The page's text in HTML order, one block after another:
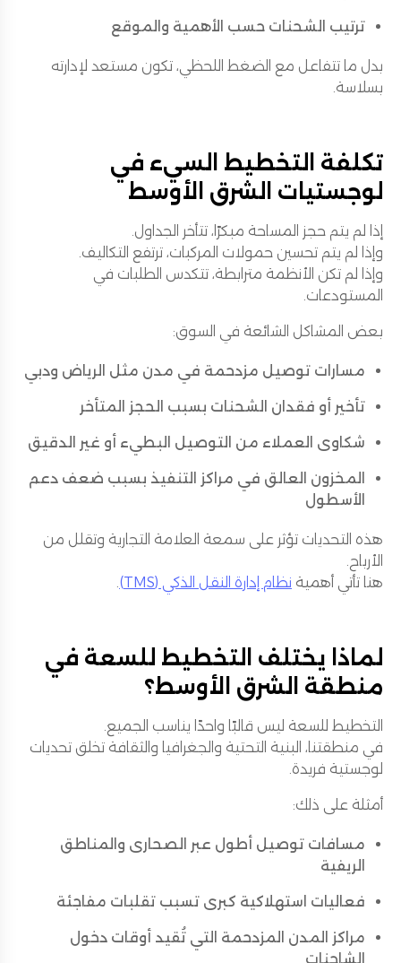
ترتيب الشحنات حسب الأهمية والموقع
بدل ما تتفاعل مع الضغط اللحظي، تكون مستعد لإدارته
بسلاسة.
تكلفة التخطيط السيء في
لوجستيات الشرق الأوسط
إذا لم يتم حجز المساحة مبكرًا، تتأخر الجداول.
وإذا لم يتم تحسين حمولات المركبات، ترتفع التكاليف.
وإذا لم تكن الأنظمة مترابطة، تتكدس الطلبات في
المستودعات.
بعض المشاكل الشائعة في السوق:
مسارات توصيل مزدحمة في مدن مثل الرياض ودبي
تأخير أو فقدان الشحنات بسبب الحجز المتأخر
شكاوى العملاء من التوصيل البطيء أو غير الدقيق
المخزون العالق في مراكز التنفيذ بسبب ضعف دعم
الأسطول
هذه التحديات تؤثر على سمعة العلامة التجارية وتقلل من
الأرباح.
هنا تأتي أهمية نظام إدارة النقل الذكي (TMS)
لماذا يختلف التخطيط للسعة في
منطقة الشرق الأوسط؟
التخطيط للسعة ليس قالبًا واحدًا يناسب الجميع.
في منطقتنا، البنية التحتية والجغرافيا والثقافة تخلق تحديات
لوجستية فريدة.
أمثلة على ذلك:
مسافات توصيل أطول عبر الصحارى والمناطق
الريفية
فعاليات استهلاكية كبرى تسبب تقلبات مفاجئة
مراكز المدن المزدحمة التي تُقيد أوقات دخول
الشاحنات